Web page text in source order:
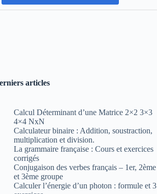
articles
Calcul Déterminant d’une Matrice 2×2 3×3
4×4 NxN
Calculateur binaire : Addition, soustraction,
multiplication et division.
La grammaire française : Cours et exercices
corrigés
Conjugaison des verbes français – 1er, 2ème
et 3ème groupe
Calculer l’énergie d’un photon : formule et 3